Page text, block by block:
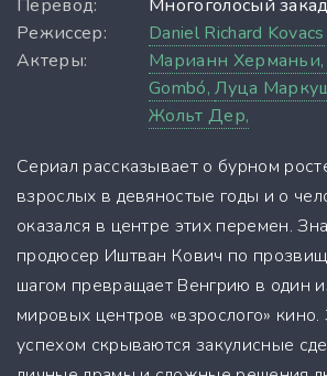
Перевод:
Многоголосый
Режиссер:
Daniel Richard Kovacs
Актеры:
Марианн Херманьи,
Gombó,Луца
Жольт Дер,
Сериал рассказывает о бурном
взрослых в девяностые годы и о
оказался в центре этих перемен.
продюсер Иштван Кович по
шагом превращает Венгрию в один
мировых центров «взрослого» кино.
успехом скрываются закулисные